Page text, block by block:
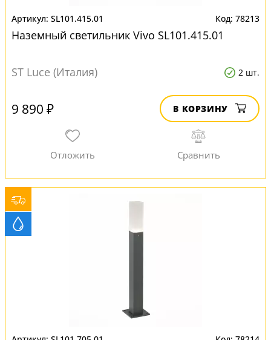
SL101.415.01 78213
Наземный светильник Vivo SL101.415.01
ST Luce (Италия) 2 шт.
9 890 ₽ В КОРЗИНУ